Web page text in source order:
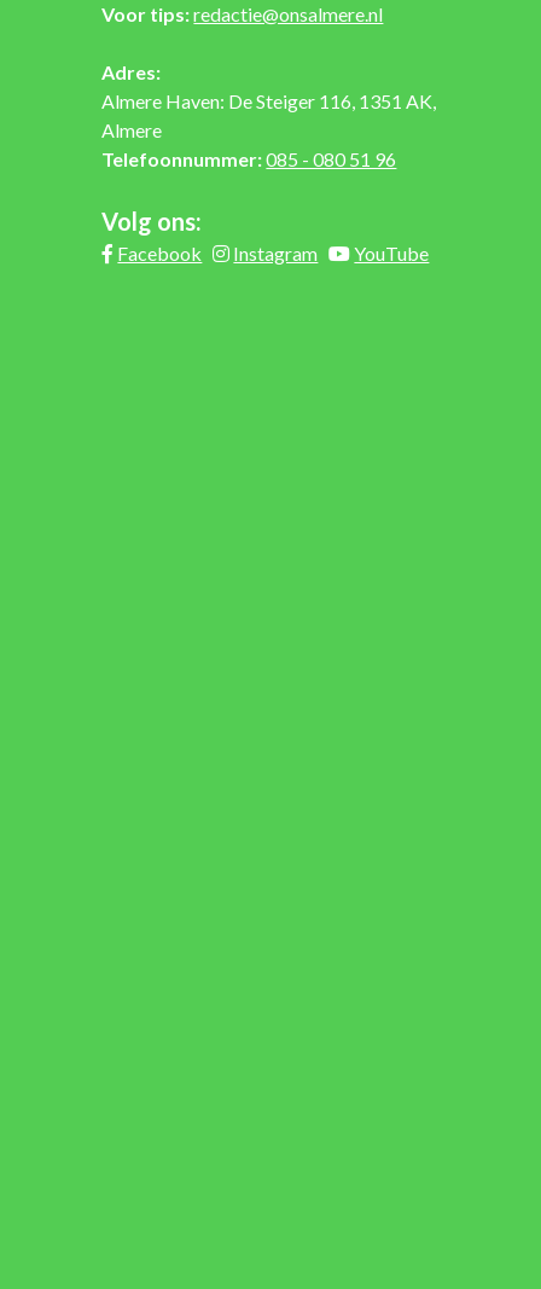
Voor tips:redactie@onsalmere.nl
Adres:
Almere Haven: De Steiger 116, 1351 AK,
Almere
Telefoonnummer:085 - 080 51 96
Volg ons:
Facebook Instagram YouTube